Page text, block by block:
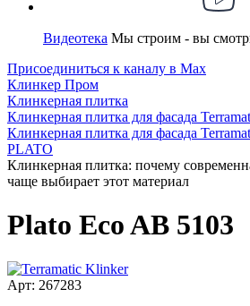
Видеотека Мы строим - вы
Присоединиться к каналу в Max
Клинкер Пром
Клинкерная плитка
Клинкерная плитка для фасада
Клинкерная плитка для фасада
PLATO
Клинкерная плитка: почему
чаще выбирает этот материал
Plato Eco AB 5103
Арт: 267283